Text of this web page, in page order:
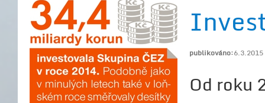
publikováno:6.3.2015
Od roku